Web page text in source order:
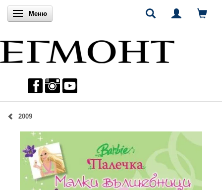
Включи навигацията
Меню
2009